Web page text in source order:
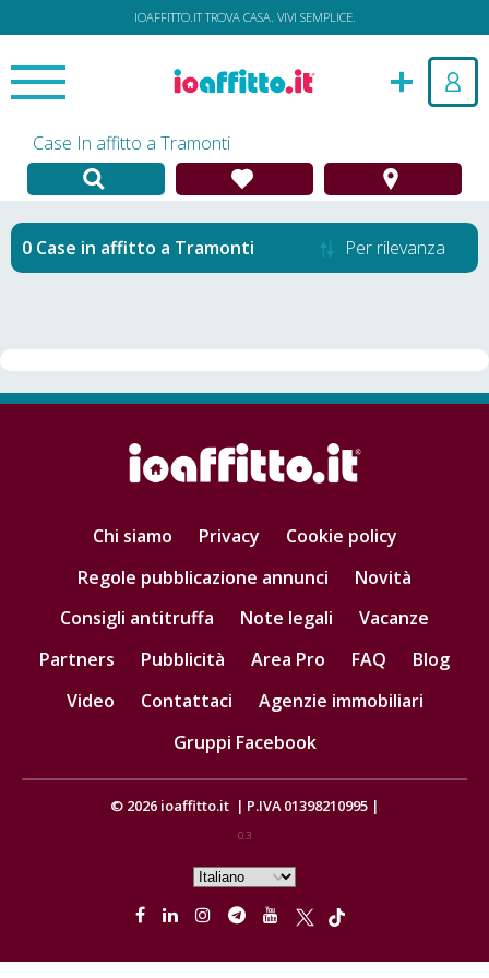
IOAFFITTO.IT TROVA CASA. VIVI SEMPLICE.
Case In affitto a Tramonti
Case in affitto a Tramonti Per rilevanza
Chi siamo Privacy
Cookie policy
Regole pubblicazione annunci
Novità
Consigli antitruffa
Note legali
Vacanze
Partners
Pubblicità Area Pro FAQ
Blog
Video
Contattaci
Agenzie immobiliari
Gruppi Facebook
© 2026 ioaffitto.it | P.IVA 01398210995 |
0.3